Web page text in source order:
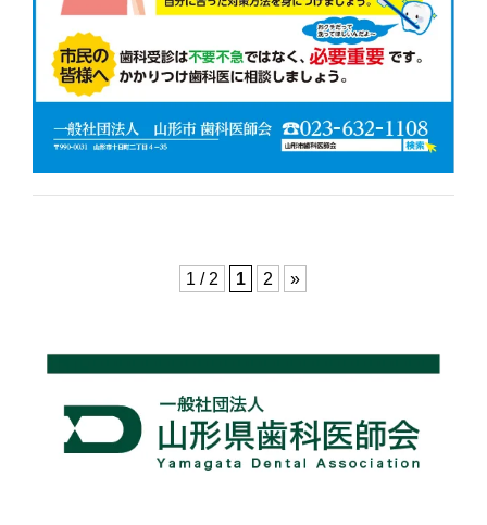
1 / 2 1 2 »